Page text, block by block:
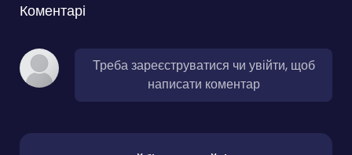
Коментарі
Треба зареєструватися чи увійти, щоб
написати коментар